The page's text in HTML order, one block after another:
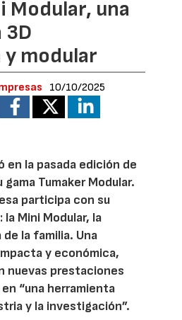
Modular, una
modular
10/10/2025
en la pasada edición de
Tumaker Modular.
participa con su
Mini Modular, la
la familia. Una
y económica,
nuevas prestaciones
“una herramienta
y la investigación”.